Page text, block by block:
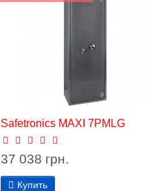
Safetronics MAXI 7РМLG
37 038 грн.
Купить